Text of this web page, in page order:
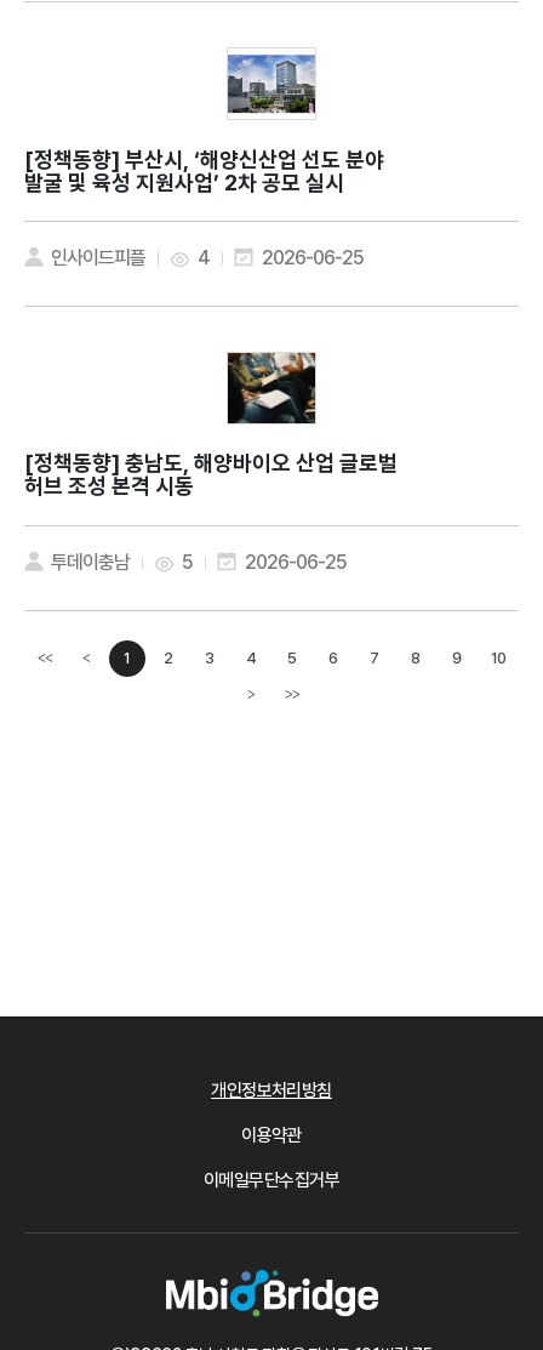
[정책동향]
발굴 및 육성 지원사업’ 2차 공모 실시
인사이드피플 4 2026-06-25
[정책동향]
허브 조성 본격 시동
투데이충남 5 2026-06-25
<< <이전페이지
1 2 3 4 5 6 7 8 9 10
>다음페이지
>>
개인정보처리방침
이용약관
이메일무단수집거부